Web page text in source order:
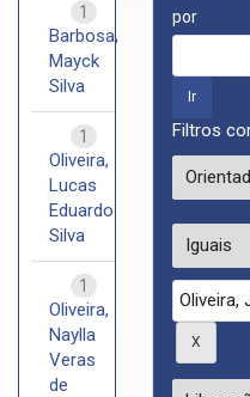
por
Filtros
1
Barbosa,
Mayck
Silva
1
Oliveira,
Lucas
Eduardo
Silva
1
Oliveira,
Naylla
Veras
de